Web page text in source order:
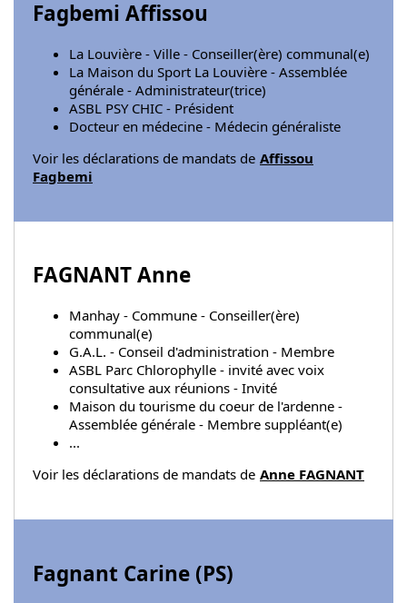
Fagbemi Affissou
La Louvière - Ville - Conseiller(ère) communal(e)
La Maison du Sport La Louvière - Assemblée
générale - Administrateur(trice)
ASBL PSY CHIC - Président
Docteur en médecine - Médecin généraliste
Voir les déclarations de mandats de Affissou
Fagbemi
FAGNANT Anne
Manhay - Commune - Conseiller(ère)
communal(e)
G.A.L. - Conseil d'administration - Membre
ASBL Parc Chlorophylle - invité avec voix
consultative aux réunions - Invité
Maison du tourisme du coeur de l'ardenne -
Assemblée générale - Membre suppléant(e)
...
Voir les déclarations de mandats de Anne FAGNANT
Fagnant Carine (PS)